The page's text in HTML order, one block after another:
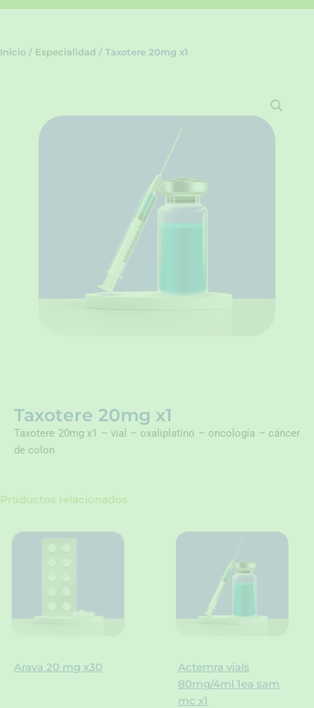
Inicio / Especialidad / Taxotere 20mg x1
Taxotere 20mg x1
Taxotere 20mg x1 – vial – oxaliplatino – oncología – cáncer
de colon
Productos relacionados
Arava 20 mg x30
Actemra vials
80mg/4ml 1ea sam
mc x1